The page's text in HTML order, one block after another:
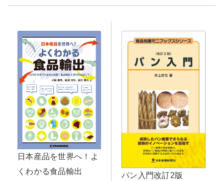
日本産品を世界へ！よ
くわかる食品輸出
パン入門改訂2版